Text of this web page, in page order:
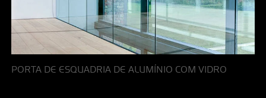
PORTA DE ESQUADRIA DE ALUMÍNIO COM VIDRO